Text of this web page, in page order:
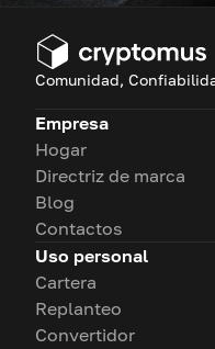
Comunidad,
Empresa
Hogar
Directriz de marca
Blog
Contactos
Uso personal
Cartera
Replanteo
Convertidor